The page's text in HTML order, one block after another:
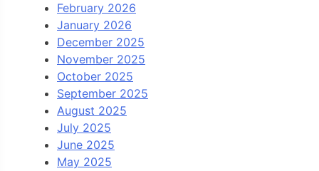
February 2026
January 2026
December 2025
November 2025
October 2025
September 2025
August 2025
July 2025
June 2025
May 2025